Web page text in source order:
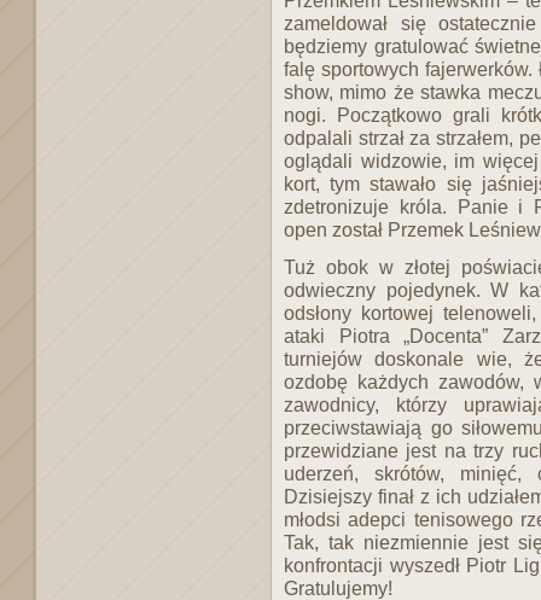
zameldował się
będziemy gratulować
falę sportowych
show, mimo że stawka
nogi. Początkowo grali
odpalali strzał za strzałem,
oglądali widzowie, im
kort, tym stawało się
zdetronizuje króla. Panie i
open został Przemek
Tuż obok w złotej
odwieczny pojedynek. W
odsłony kortowej
ataki Piotra „Docenta”
turniejów doskonale wie,
ozdobę każdych zawodów,
zawodnicy, którzy
przeciwstawiają go
przewidziane jest na trzy
uderzeń, skrótów,
Dzisiejszy finał z ich
młodsi adepci tenisowego
Tak, tak niezmiennie jest
konfrontacji wyszedł Piotr
Gratulujemy!